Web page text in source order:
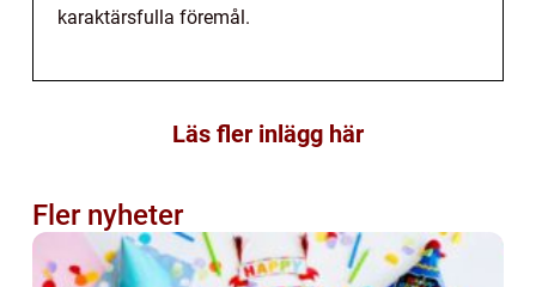
karaktärsfulla föremål.
Läs fler inlägg här
Fler nyheter